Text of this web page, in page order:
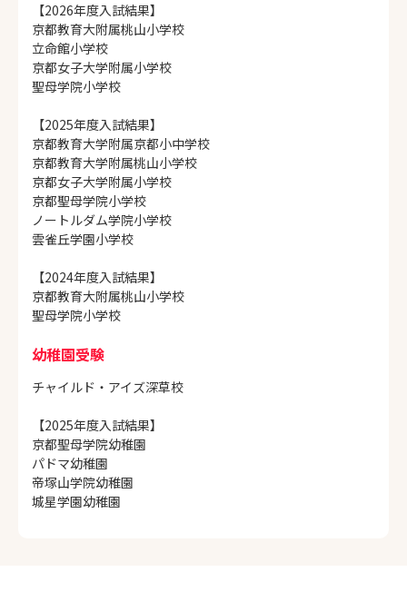
【2026年度入試結果】
京都教育大附属桃山小学校
立命館小学校
京都女子大学附属小学校
聖母学院小学校
【2025年度入試結果】
京都教育大学附属京都小中学校
京都教育大学附属桃山小学校
京都女子大学附属小学校
京都聖母学院小学校
ノートルダム学院小学校
雲雀丘学園小学校
【2024年度入試結果】
京都教育大附属桃山小学校
聖母学院小学校
幼稚園受験
チャイルド・アイズ深草校
【2025年度入試結果】
京都聖母学院幼稚園
パドマ幼稚園
帝塚山学院幼稚園
城星学園幼稚園